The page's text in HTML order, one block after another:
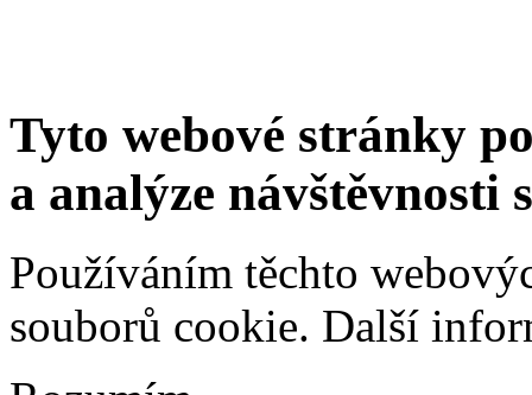
Tyto webové stránky
a analýze návštěvnosti
Používáním těchto
souborů cookie. Další